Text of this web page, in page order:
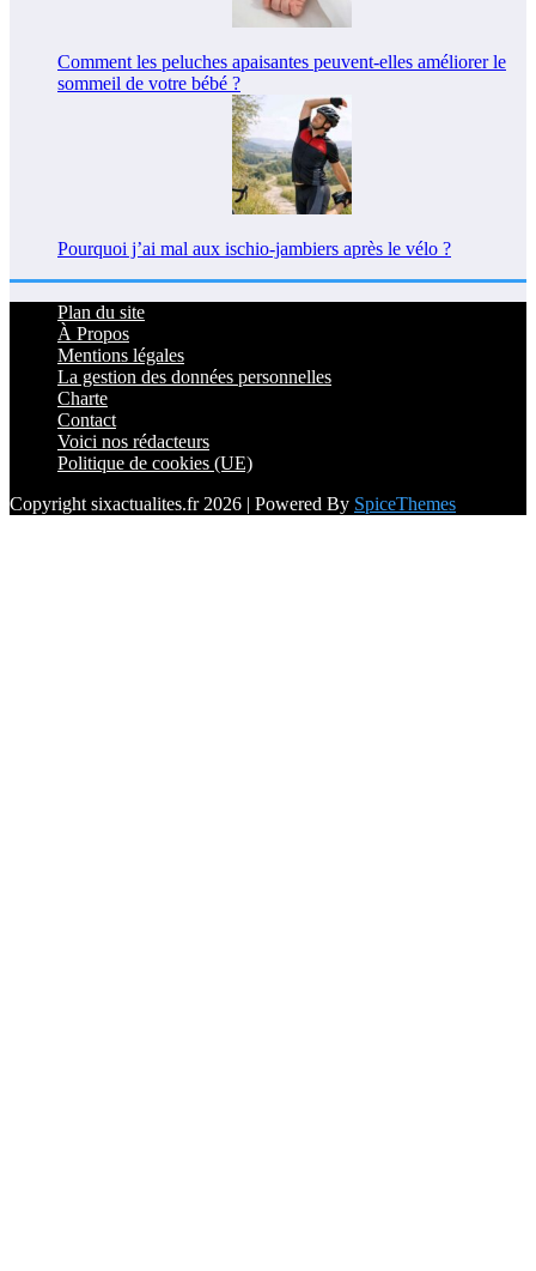
Comment les peluches apaisantes peuvent-elles améliorer le
sommeil de votre bébé ?
Pourquoi j’ai mal aux ischio-jambiers après le vélo ?
Plan du site
À Propos
Mentions légales
La gestion des données personnelles
Charte
Contact
Voici nos rédacteurs
Politique de cookies (UE)
Copyright sixactualites.fr 2026 | Powered By SpiceThemes